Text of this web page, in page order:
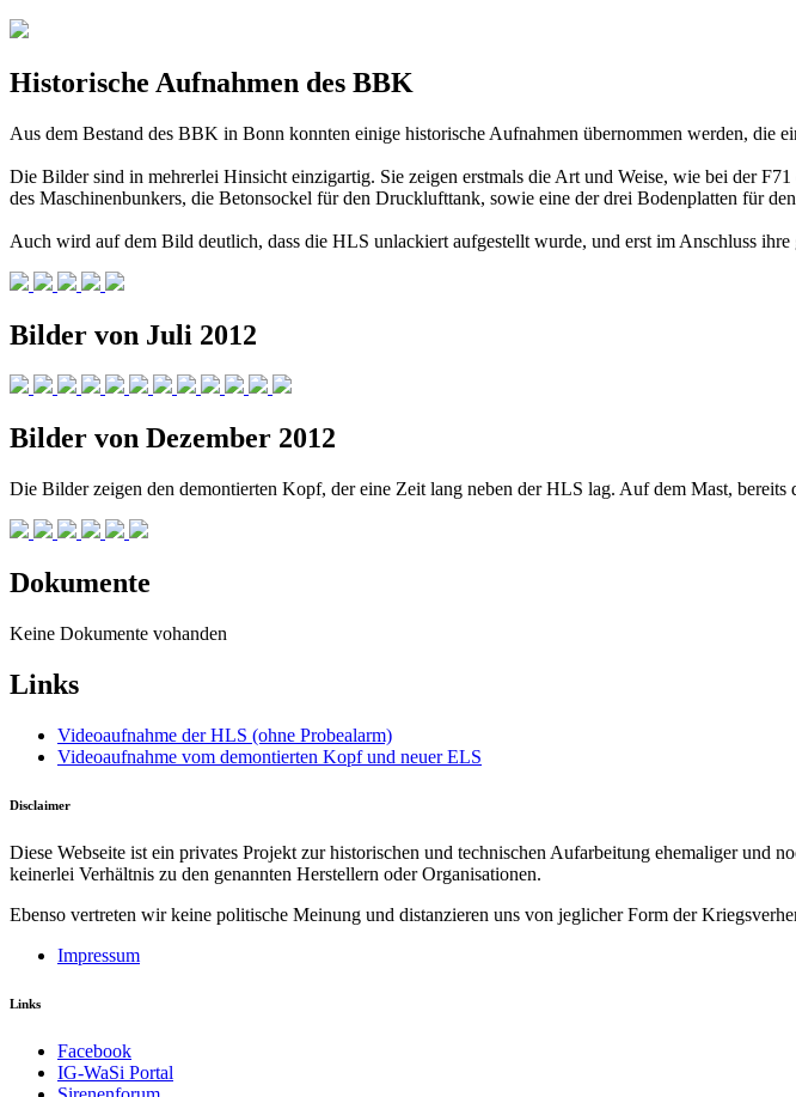
Historische Aufnahmen des BBK
Aus dem Bestand des BBK in Bonn konnten einige historische Aufnahmen übernommen werden, die
Die Bilder sind in mehrerlei Hinsicht einzigartig. Sie zeigen erstmals die Art und Weise, wie bei der
des Maschinenbunkers, die Betonsockel für den Drucklufttank, sowie eine der drei Bodenplatten für
Auch wird auf dem Bild deutlich, dass die HLS unlackiert aufgestellt wurde, und erst im Anschluss ihre
Bilder von Juli 2012
Bilder von Dezember 2012
Die Bilder zeigen den demontierten Kopf, der eine Zeit lang neben der HLS lag. Auf dem Mast, bereits
Dokumente
Keine Dokumente vohanden
Links
Videoaufnahme der HLS (ohne Probealarm)
Videoaufnahme vom demontierten Kopf und neuer ELS
Disclaimer
Diese Webseite ist ein privates Projekt zur historischen und technischen Aufarbeitung ehemaliger und
keinerlei Verhältnis zu den genannten Herstellern oder Organisationen.
Ebenso vertreten wir keine politische Meinung und distanzieren uns von jeglicher Form der
Impressum
Links
Facebook
IG-WaSi Portal